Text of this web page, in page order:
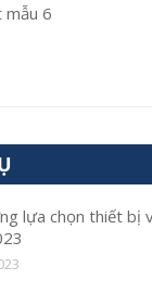
mẫu 6
lựa chọn thiết bị